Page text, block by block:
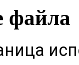
файла